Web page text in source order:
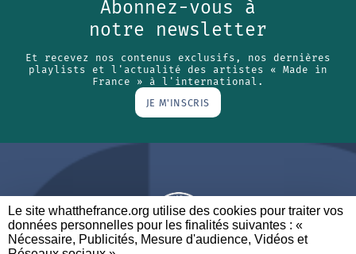
Le site whatthefrance.org utilise des cookies pour traiter vos
données personnelles pour les finalités suivantes : «
Nécessaire, Publicités, Mesure d'audience, Vidéos et
Abonnez-vous à
notre newsletter
Et recevez nos contenus exclusifs, nos dernières
playlists et l'actualité des artistes « Made in
France » à l'international.
JE M'INSCRIS